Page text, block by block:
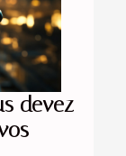
devez